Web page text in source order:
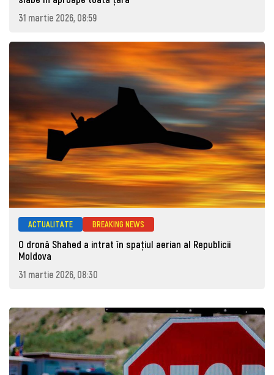
31 martie 2026, 08:59
ACTUALITATE BREAKING NEWS
O dronă Shahed a intrat în spațiul aerian al Republicii
Moldova
31 martie 2026, 08:30